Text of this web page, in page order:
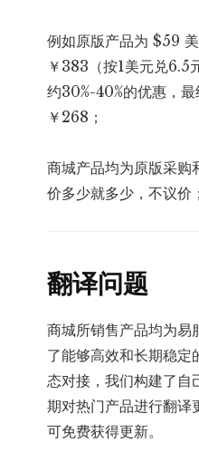
例如原版产品为 $59
￥383（按1美元兑6.5
约30%-40%的优惠，
￥268；
商城产品均为原版采购
价多少就多少，不议价；
翻译问题
商城所销售产品均为易
了能够高效和长期稳
态对接，我们构建了自
期对热门产品进行翻译
可免费获得更新。